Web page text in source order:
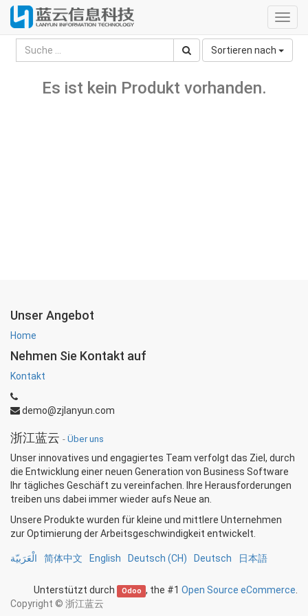
Sortieren nach
Es ist kein Produkt vorhanden.
Unser Angebot
Home
Nehmen Sie Kontakt auf
Kontakt
demo@zjlanyun.com
浙江蓝云 -Über uns
Unser innovatives und engagiertes Team verfolgt das Ziel, durch
die Entwicklung einer neuen Generation von Business Software
Ihr tägliches Geschäft zu vereinfachen. Ihre Herausforderungen
treiben uns dabei immer wieder aufs Neue an.
Unsere Produkte wurden für kleine und mittlere Unternehmen
zur Optimierung der Arbeitsgeschwindigkeit entwickelt.
الْعَرَبيّة 简体中文 English Deutsch (CH) Deutsch 日本語
Unterstützt durch Odoo , the #1 Open Source eCommerce
Copyright © 浙江蓝云